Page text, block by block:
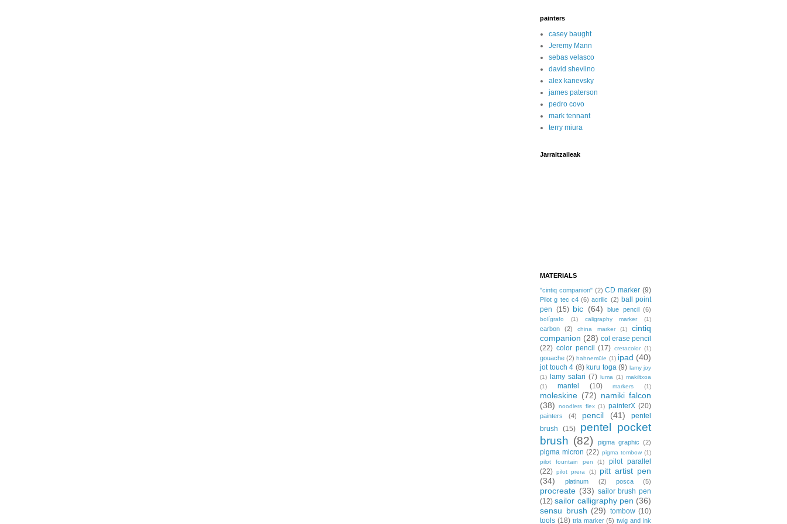
painters
casey baught
Jeremy Mann
sebas velasco
david shevlino
alex kanevsky
james paterson
pedro covo
mark tennant
terry miura
Jarraitzaileak
MATERIALS
"cintiq companion" (2) CD marker (9)
Pilot g tec c4 (6) acrilic (2) ball point
pen (15) bic (64) blue pencil (6)
bolígrafo (1) caligraphy marker (1)
carbon (2) china marker (1)
cintiq
companion (28) col erase pencil
(22) color pencil (17) cretacolor (1)
gouache (2) hahnemüle (1) ipad (40)
jot touch 4 (8) kuru toga (9) lamy joy
(1) lamy safari (7) luma (1) makiltxoa
(1)
mantel (10) markers (1)
moleskine (72) namiki falcon
(38)
noodlers flex (1) painterX (20)
painters (4) pencil (41)
pentel
brush
(15)
pentel pocket
brush (82) pigma graphic (2)
pigma micron (22) pigma tombow (1)
pilot fountain pen
(1)
pilot parallel
(22) pilot prera (1)
pitt artist pen
(34)
platinum (2) posca (5)
procreate (33) sailor brush pen
(12) sailor calligraphy pen (36)
sensu brush (29) tombow (10)
tools (18) tria marker (5) twig and ink